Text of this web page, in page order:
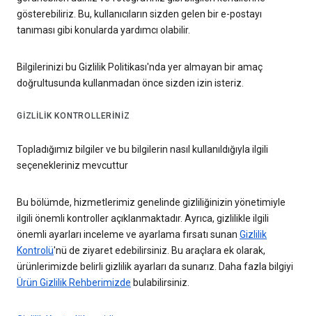
gösterebiliriz. Bu, kullanıcıların sizden gelen bir e-postayı
tanıması gibi konularda yardımcı olabilir.
Bilgilerinizi bu Gizlilik Politikası'nda yer almayan bir amaç
doğrultusunda kullanmadan önce sizden izin isteriz.
GIZLILIK KONTROLLERINIZ
Topladığımız bilgiler ve bu bilgilerin nasıl kullanıldığıyla ilgili
seçenekleriniz mevcuttur
Bu bölümde, hizmetlerimiz genelinde gizliliğinizin yönetimiyle
ilgili önemli kontroller açıklanmaktadır. Ayrıca, gizlilikle ilgili
önemli ayarları inceleme ve ayarlama fırsatı sunan Gizlilik
Kontrolü'nü de ziyaret edebilirsiniz. Bu araçlara ek olarak,
ürünlerimizde belirli gizlilik ayarları da sunarız. Daha fazla bilgiyi
Ürün Gizlilik Rehberimizde bulabilirsiniz.